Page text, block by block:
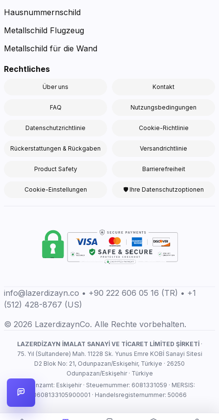
Hausnummernschild
Metallschild Flugzeug
Metallschild für die Wand
Rechtliches
Über uns Kontakt
FAQ Nutzungsbedingungen
Datenschutzrichtlinie Cookie-Richtlinie
Rückerstattungen & Rückgaben Versandrichtlinie
Product Safety Barrierefreiheit
Cookie-Einstellungen 🛡 Ihre Datenschutzoptionen
info@lazerdizayn.co • +90 222 606 05 16 (TR) • +1
(512) 428-8767 (US)
© 2026 LazerdizaynCo. Alle Rechte vorbehalten.
LAZERDİZAYN İMALAT SANAYİ VE TİCARET LİMİTED ŞİRKETİ·
75. Yıl (Sultandere) Mah. 11228 Sk. Yunus Emre KOBİ Sanayi Sitesi
D2 Blok No: 21, Odunpazarı/Eskişehir, Türkiye · 26250
Odunpazarı/Eskişehir · Türkiye
Finanzamt: Eskişehir · Steuernummer: 6081331059 · MERSIS:
0608133105900001 · Handelsregisternummer: 50066